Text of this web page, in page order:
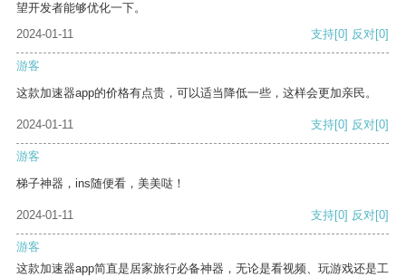
望开发者能够优化一下。
2024-01-11
支持[0] 反对[0]
游客
这款加速器app的价格有点贵，可以适当降低一些，这样会更加亲民。
2024-01-11 支持[0] 反对[0]
游客
梯子神器，ins随便看，美美哒！
2024-01-11 支持[0] 反对[0]
游客
这款加速器app简直是居家旅行必备神器，无论是看视频、玩游戏还是工